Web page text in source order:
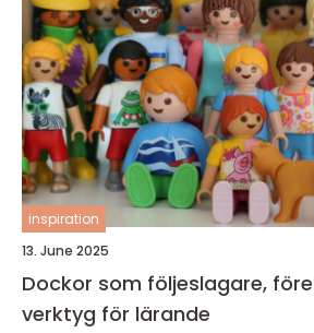
inspiration
13. June 2025
Dockor som följeslagare,
verktyg för lärande